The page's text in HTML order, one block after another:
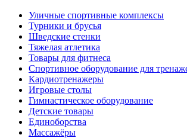
Уличные спортивные комплексы
Турники и брусья
Шведские стенки
Тяжелая атлетика
Товары для фитнеса
Спортивное оборудование для
Кардиотренажеры
Игровые столы
Гимнастическое оборудование
Детские товары
Единоборства
Массажёры